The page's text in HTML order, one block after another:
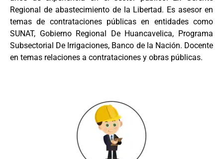
Regional de abastecimiento de la Libertad. Es asesor en
temas de contrataciones públicas en entidades como
SUNAT, Gobierno Regional De Huancavelica, Programa
Subsectorial De Irrigaciones, Banco de la Nación. Docente
en temas relaciones a contrataciones y obras públicas.